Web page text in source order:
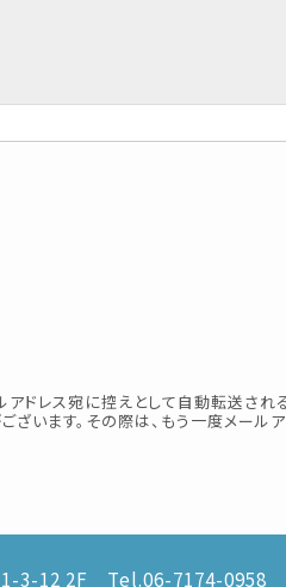
レス宛に控えとして自動転送され
ます。その際は、もう一度メール
3-12 2F Tel.06-7174-0958